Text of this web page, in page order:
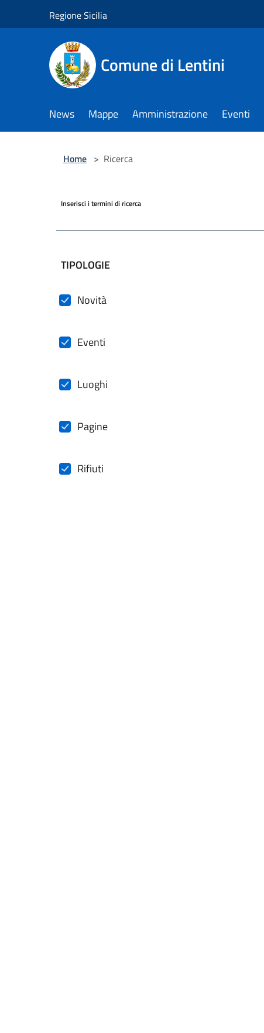
Regione Sicilia
Comune di Lentini
News Mappe Amministrazione Eventi
Home > Ricerca
Inserisci i termini di ricerca
filtri da applicare
TIPOLOGIE
Novità
Eventi
Luoghi
Pagine
Rifiuti